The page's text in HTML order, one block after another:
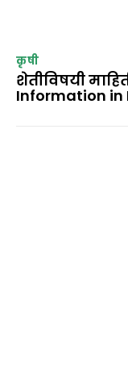
कृषी
शेतीविषयी
Information in